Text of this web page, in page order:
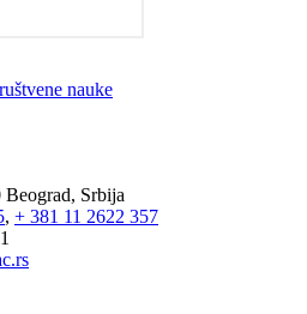
nauke
Beograd, Srbija
, + 381 11 2622 357